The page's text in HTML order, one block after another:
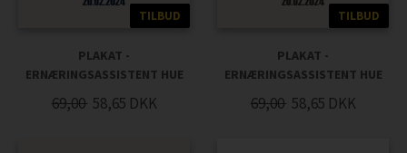
TILBUD
PLAKAT -
ERNÆRINGSASSISTENT HUE
69,00 58,65 DKK
TILBUD
PLAKAT -
ERNÆRINGSASSISTENT HUE
69,00 58,65 DKK